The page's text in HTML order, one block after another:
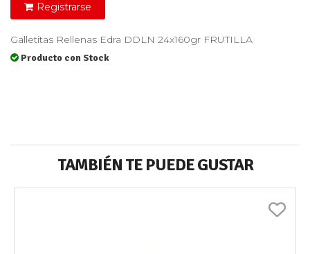
Registrarse
Galletitas Rellenas Edra DDLN 24x160gr FRUTILLA
Producto con Stock
TAMBIÉN TE PUEDE GUSTAR